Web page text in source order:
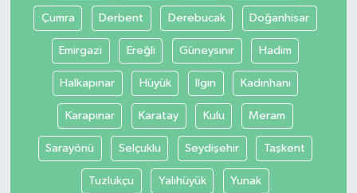
Çumra Derbent Derebucak Doğanhisar
Emirgazi Ereğli Güneysınır Hadim
Halkapınar Hüyük Ilgın Kadınhanı
Karapınar Karatay Kulu Meram
Sarayönü Selçuklu Seydişehir Taşkent
Tuzlukçu Yalıhüyük Yunak